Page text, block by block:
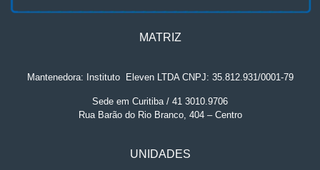
MATRIZ
Mantenedora: Instituto. Eleven LTDA CNPJ: 35.812.931/0001-79
Sede em Curitiba / 41 3010.9706
Rua Barão do Rio Branco, 404 – Centro
UNIDADES